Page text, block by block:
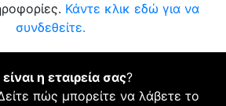
Κάντε κλικ εδώ για να
συνδεθείτε.
η εταιρεία σας?
πώς μπορείτε να λάβετε το